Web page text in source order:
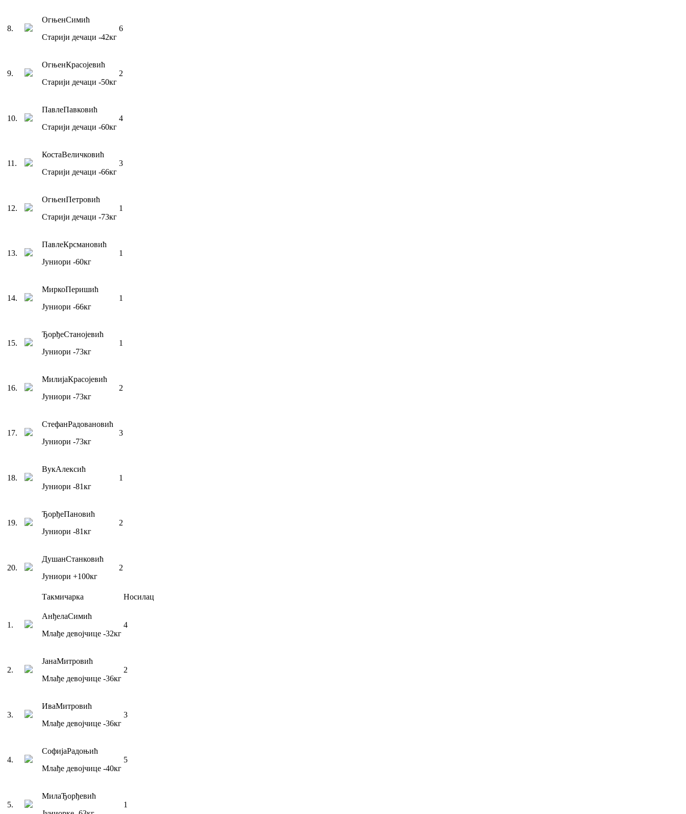
8.
ОгњенСимић
Старији дечаци -42кг
6
9.
ОгњенКрасојевић
Старији дечаци -50кг
2
10.
ПавлеПавковић
Старији дечаци -60кг
4
11 .
КостаВеличковић
Старији дечаци -66кг
3
12.
ОгњенПетровић
Старији дечаци -73кг
1
13.
ПавлеКрсмановић
Јуниори -60кг
1
14.
МиркоПеришић
Јуниори -66кг
1
15.
ЂорђеСтанојевић
Јуниори -73кг
1
16.
МилијаКрасојевић
Јуниори -73кг
2
17.
СтефанРадовановић
Јуниори -73кг
3
18.
ВукАлексић
Јуниори -81кг
1
19.
ЂорђеПановић
Јуниори -81кг
2
20.
ДушанСтанковић
Јуниори +100кг
2
Такмичарка Носилац
1 .
АнђелаСимић
Млађе девојчице -32кг
4
2.
ЈанаМитровић
Млађе девојчице -36кг
2
3.
ИваМитровић
Млађе девојчице -36кг
3
4.
СофијаРадоњић
Млађе девојчице -40кг
5
5.
МилаЂорђевић
1